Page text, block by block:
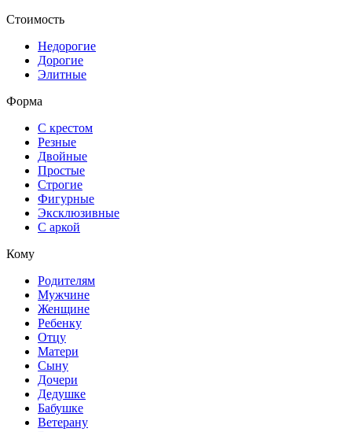
Стоимость
Недорогие
Дорогие
Элитные
Форма
С крестом
Резные
Двойные
Простые
Строгие
Фигурные
Эксклюзивные
С аркой
Кому
Родителям
Мужчине
Женщине
Ребенку
Отцу
Матери
Сыну
Дочери
Дедушке
Бабушке
Ветерану